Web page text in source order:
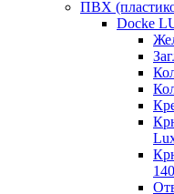
ПВХ
Docke